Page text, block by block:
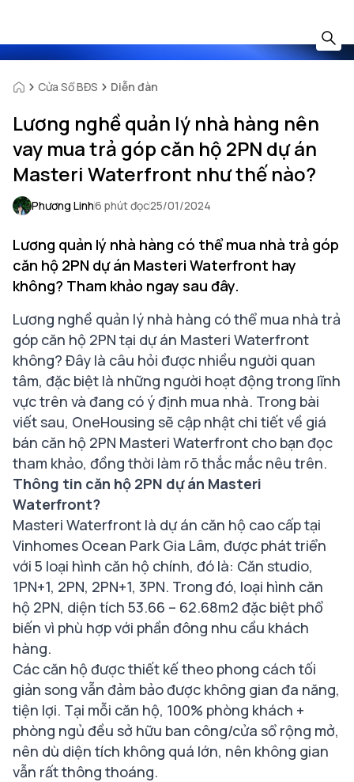
Cửa Sổ BĐS Diễn đàn
Lương nghề quản lý nhà hàng nên
vay mua trả góp căn hộ 2PN dự án
Masteri Waterfront như thế nào?
Phương Linh6 phút đọc25/01/2024
Lương quản lý nhà hàng có thể mua nhà trả góp
căn hộ 2PN dự án Masteri Waterfront hay
không? Tham khảo ngay sau đây.
Lương nghề quản lý nhà hàng có thể mua nhà trả
góp căn hộ 2PN tại dự án Masteri Waterfront
không? Đây là câu hỏi được nhiều người quan
tâm, đặc biệt là những người hoạt động trong lĩnh
vực trên và đang có ý định mua nhà. Trong bài
viết sau, OneHousing sẽ cập nhật chi tiết về giá
bán căn hộ 2PN Masteri Waterfront cho bạn đọc
tham khảo, đồng thời làm rõ thắc mắc nêu trên.
Thông tin căn hộ 2PN dự án Masteri
Waterfront?
Masteri Waterfront là dự án căn hộ cao cấp tại
Vinhomes Ocean Park Gia Lâm, được phát triển
với 5 loại hình căn hộ chính, đó là: Căn studio,
1PN+1, 2PN, 2PN+1, 3PN. Trong đó, loại hình căn
hộ 2PN, diện tích 53.66 – 62.68m2 đặc biệt phổ
biến vì phù hợp với phần đông nhu cầu khách
hàng.
Các căn hộ được thiết kế theo phong cách tối
giản song vẫn đảm bảo được không gian đa năng,
tiện lợi. Tại mỗi căn hộ, 100% phòng khách +
phòng ngủ đều sở hữu ban công/cửa sổ rộng mở,
nên dù diện tích không quá lớn, nên không gian
vẫn rất thông thoáng.